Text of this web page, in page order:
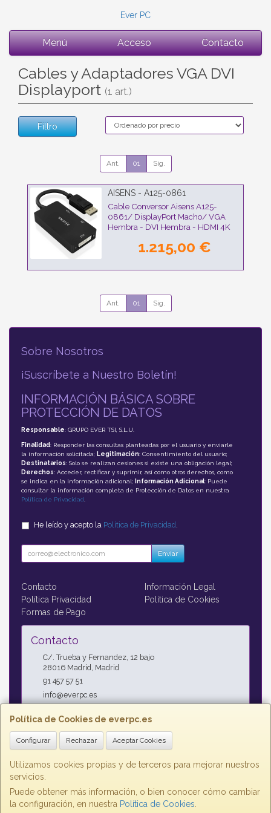
Ever PC
Menú Acceso Contacto
Cables y Adaptadores VGA DVI
Displayport (1 art.)
Filtro
Ant. 01 Sig.
AISENS - A125-0861
Cable Conversor Aisens A125-
0861/ DisplayPort Macho/ VGA
Hembra - DVI Hembra - HDMI 4K
1.215,00 €
Ant. 01 Sig.
Política de Cookies de everpc.es
Configurar Rechazar Aceptar Cookies
Utilizamos cookies propias y de terceros para mejorar nuestros
servicios.
Puede obtener más información, o bien conocer cómo cambiar
la configuración, en nuestra Política de Cookies
Sobre Nosotros
¡Suscríbete a Nuestro Boletín!
INFORMACIÓN BÁSICA SOBRE
PROTECCIÓN DE DATOS
Responsable: GRUPO EVER TSI, S.L.U.
Finalidad: Responder las consultas planteadas por el usuario y enviarle
la información solicitada; Legitimación: Consentimiento del usuario;
Destinatarios: Solo se realizan cesiones si existe una obligación legal;
Derechos: Acceder, rectificar y suprimir, así como otros derechos, como
se indica en la información adicional;
Información Adicional: Puede
consultar la información completa de Protección de Datos en nuestra
Política de Privacidad
He leído y acepto la Política de Privacidad .
Enviar
Contacto
Información Legal
Política Privacidad
Política de Cookies
Formas de Pago
Contacto
C/. Trueba y Fernandez, 12 bajo
28016 Madrid, Madrid
91 457 57 51
info@everpc.es
Horario
Horario continuo : Lunes a Jueves 09:00h - 19:00h, Viernes
09:00h - 14:00h
, , , , España. - C.I.F.: B85853992 - Tfno: